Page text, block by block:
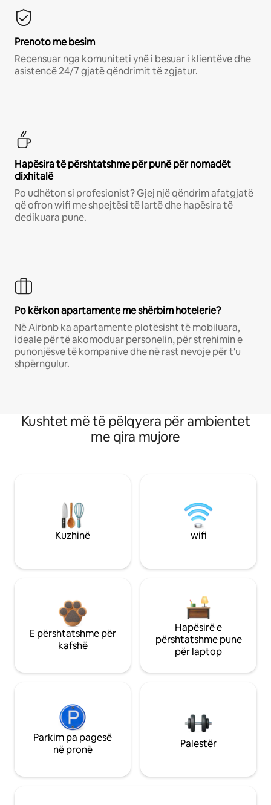
Prenoto me besim
Recensuar nga komuniteti ynë i besuar i klientëve dhe
asistencë 24/7 gjatë qëndrimit të zgjatur.
Hapësira të përshtatshme për punë për nomadët
dixhitalë
Po udhëton si profesionist? Gjej një qëndrim afatgjatë
që ofron wifi me shpejtësi të lartë dhe hapësira të
dedikuara pune.
Po kërkon apartamente me shërbim hotelerie?
Në Airbnb ka apartamente plotësisht të mobiluara,
ideale për të akomoduar personelin, për strehimin e
punonjësve të kompanive dhe në rast nevoje për t'u
shpërngulur.
Kushtet më të pëlqyera për ambientet
me qira mujore
Kuzhinë wifi
E përshtatshme për
kafshë
Hapësirë e
përshtatshme pune
për laptop
Parkim pa pagesë
në pronë
Palestër